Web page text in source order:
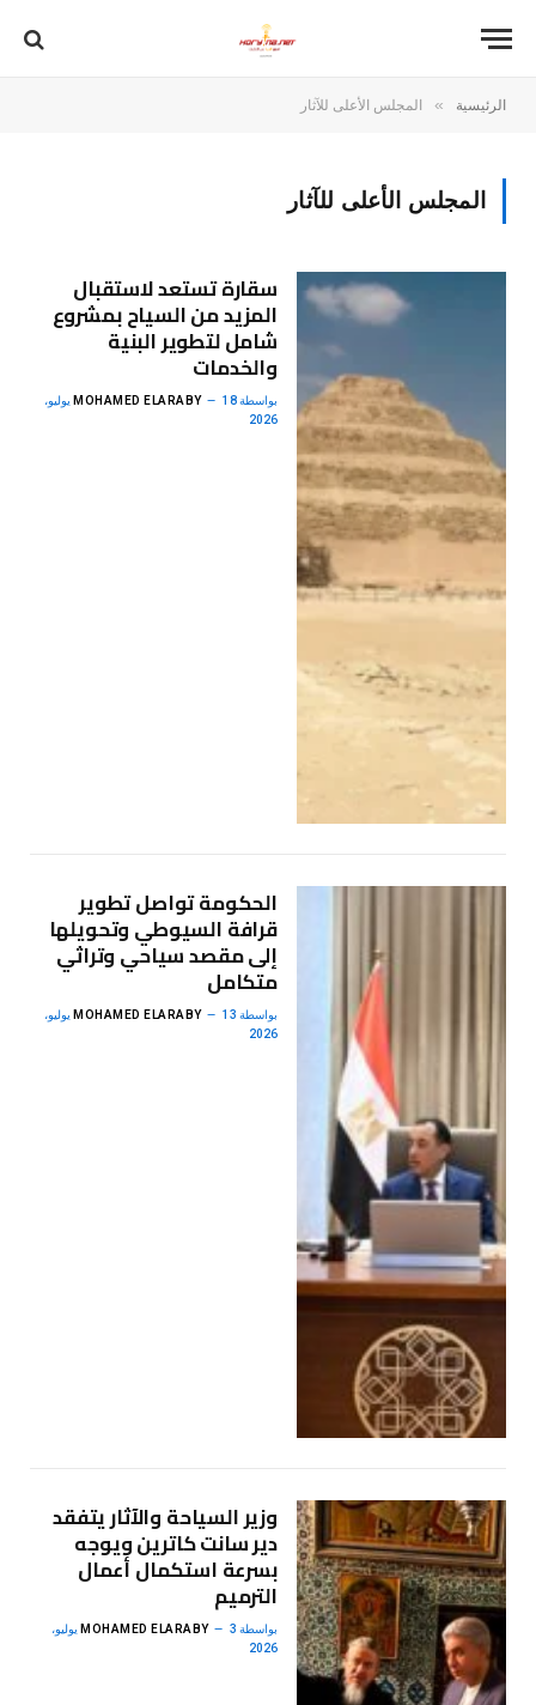
الرئيسية » المجلس الأعلى للآثار
المجلس الأعلى للآثار
سقارة تستعد لاستقبال
المزيد من السياح بمشروع
شامل لتطوير البنية
والخدمات
بواسطة MOHAMED ELARABY 18 يوليو،
2026
الحكومة تواصل تطوير
قرافة السيوطي وتحويلها
إلى مقصد سياحي وتراثي
متكامل
بواسطة MOHAMED ELARABY 13 يوليو،
2026
وزير السياحة والآثار يتفقد
دير سانت كاترين ويوجه
بسرعة استكمال أعمال
الترميم
بواسطة MOHAMED ELARABY 3 يوليو،
2026